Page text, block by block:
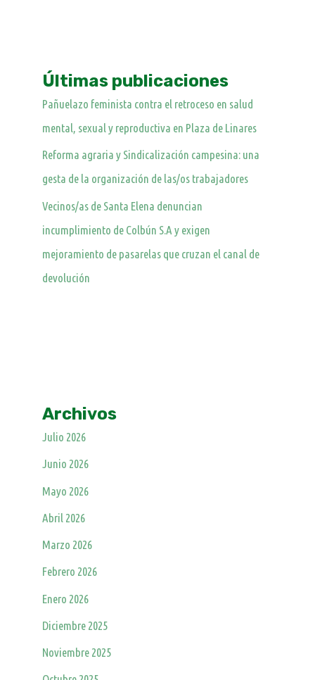
Últimas publicaciones
Pañuelazo feminista contra el retroceso en salud
mental, sexual y reproductiva en Plaza de Linares
Reforma agraria y Sindicalización campesina: una
gesta de la organización de las/os trabajadores
Vecinos/as de Santa Elena denuncian
incumplimiento de Colbún S.A y exigen
mejoramiento de pasarelas que cruzan el canal de
devolución
Archivos
Julio 2026
Junio 2026
Mayo 2026
Abril 2026
Marzo 2026
Febrero 2026
Enero 2026
Diciembre 2025
Noviembre 2025